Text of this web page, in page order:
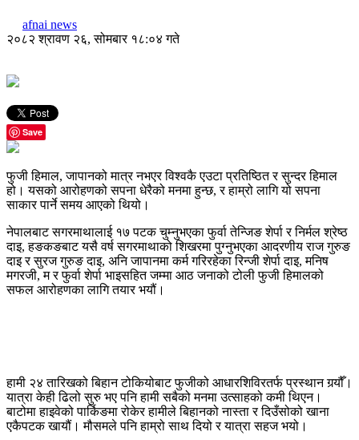
afnai news
२०८२ श्रावण २६, सोमबार १८:०४ गते
Save
फुजी हिमाल, जापानको मात्र नभएर विश्वकै एउटा प्रतिष्ठित र सुन्दर हिमाल
हो। यसको आरोहणको सपना धेरैको मनमा हुन्छ, र हाम्रो लागि यो सपना
साकार पार्ने समय आएको थियो।
नेपालबाट सगरमाथालाई १७ पटक चुम्नुभएका फुर्वा तेन्जिङ शेर्पा र निर्मल श्रेष्ठ
दाइ, हङकङबाट यसै वर्ष सगरमाथाको शिखरमा पुग्नुभएका आदरणीय राज गुरुङ
दाइ र सुरज गुरुङ दाइ, अनि जापानमा कर्म गरिरहेका रिन्जी शेर्पा दाइ, मनिष
मगरजी, म र फुर्वा शेर्पा भाइसहित जम्मा आठ जनाको टोली फुजी हिमालको
सफल आरोहणका लागि तयार भयौं।
हामी २४ तारिखको बिहान टोकियोबाट फुजीको आधारशिविरतर्फ प्रस्थान गर्‍यौँ।
यात्रा केही ढिलो सुरु भए पनि हामी सबैको मनमा उत्साहको कमी थिएन।
बाटोमा हाइवेको पार्किङमा रोकेर हामीले बिहानको नास्ता र दिउँसोको खाना
एकैपटक खायौं। मौसमले पनि हाम्रो साथ दियो र यात्रा सहज भयो।